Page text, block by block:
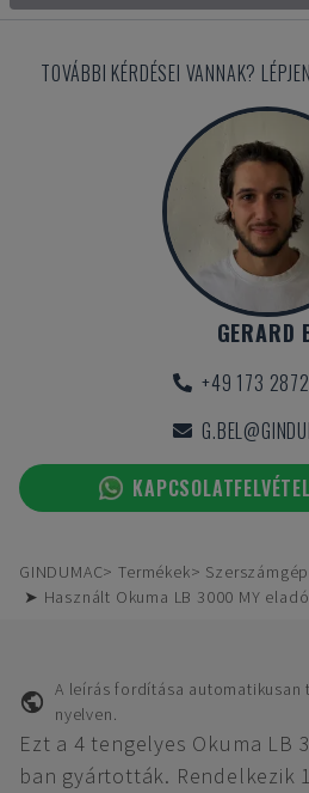
TOVÁBBI KÉRDÉSEI VANNAK?
GERARD
+49 173
GINDUMAC Termékek
➤ Használt Okuma LB 3000 MY
A leírás fordítása
nyelven.
Ezt a 4 tengelyes Okuma LB
ban gyártották. Rendelkezik